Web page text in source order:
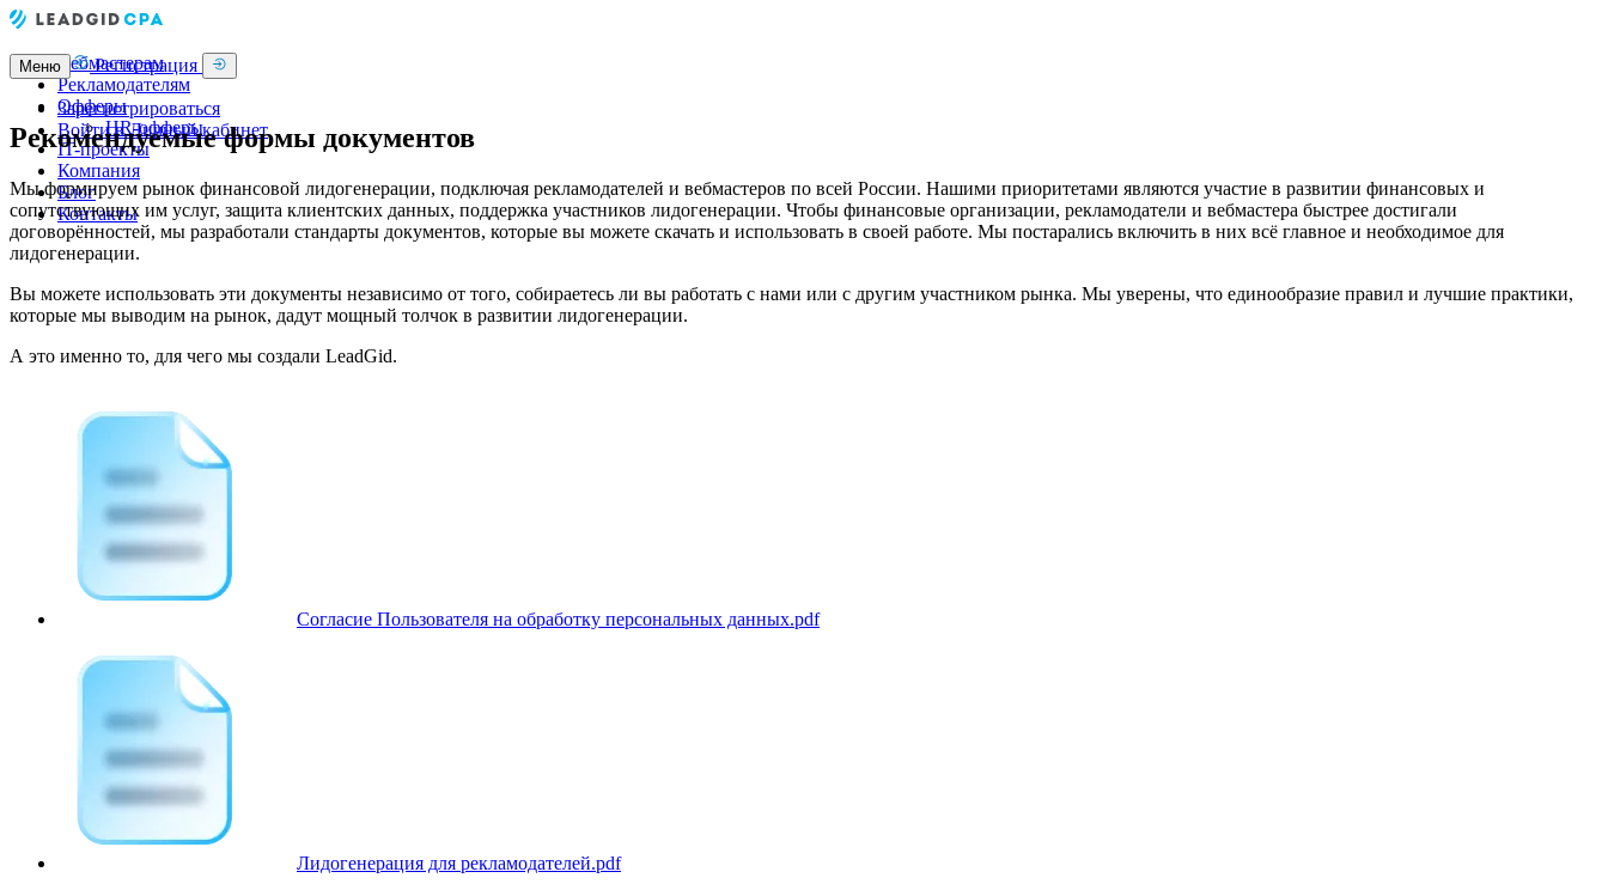
Вебмастерам
Рекламодателям
Офферы
HR-офферы
IT-проекты
Компания
Блог
Контакты
Меню Регистрация
Зарегистрироваться
Войти в Личный кабинет
Рекомендуемые формы документов
Мы формируем рынок финансовой лидогенерации, подключая рекламодателей и вебмастеров по всей России. Нашими приоритетами являются участие в развитии финансовых и
сопутствующих им услуг, защита клиентских данных, поддержка участников лидогенерации. Чтобы финансовые организации, рекламодатели и вебмастера быстрее достигали
договорённостей, мы разработали стандарты документов, которые вы можете скачать и использовать в своей работе. Мы постарались включить в них всё главное и необходимое для
лидогенерации.
Вы можете использовать эти документы независимо от того, собираетесь ли вы работать с нами или с другим участником рынка. Мы уверены, что единообразие правил и лучшие практики,
которые мы выводим на рынок, дадут мощный толчок в развитии лидогенерации.
А это именно то, для чего мы создали LeadGid.
Согласие Пользователя на обработку персональных данных.pdf
Лидогенерация для рекламодателей.pdf